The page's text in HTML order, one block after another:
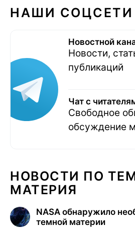
НАШИ СОЦСЕТИ
Новостной
Новости,
публикаций
Чат с
Свободное
обсуждение
НОВОСТИ ПО
МАТЕРИЯ
NASA обнаружило
темной материи